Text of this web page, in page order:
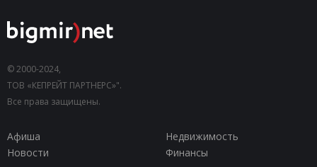
© 2000-2024,
ТОВ «КЕПРЕЙТ ПАРТНЕРС»".
Все права защищены.
Афиша
Недвижимость
Новости
Финансы